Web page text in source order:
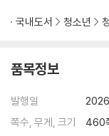
국내도서 청소년
품목정보
발행일
쪽수, 무게, 크기
460